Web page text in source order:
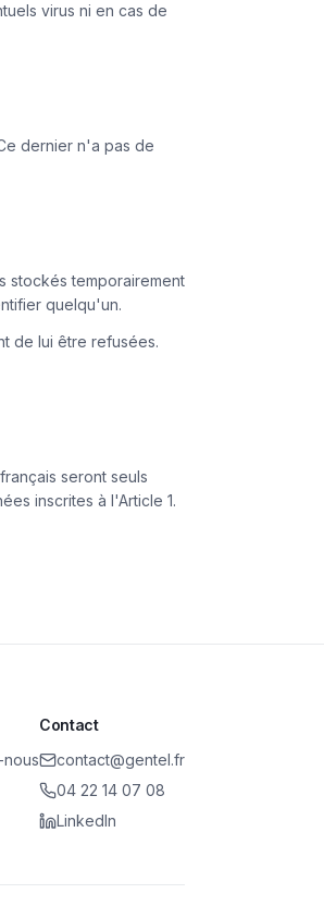
virus ni en cas de
dernier n'a pas de
stockés temporairement
quelqu'un.
de lui être refusées.
seront seuls
inscrites à l'Article 1.
nous
Contact
contact@gentel.fr
04 22 14 07 08
LinkedIn